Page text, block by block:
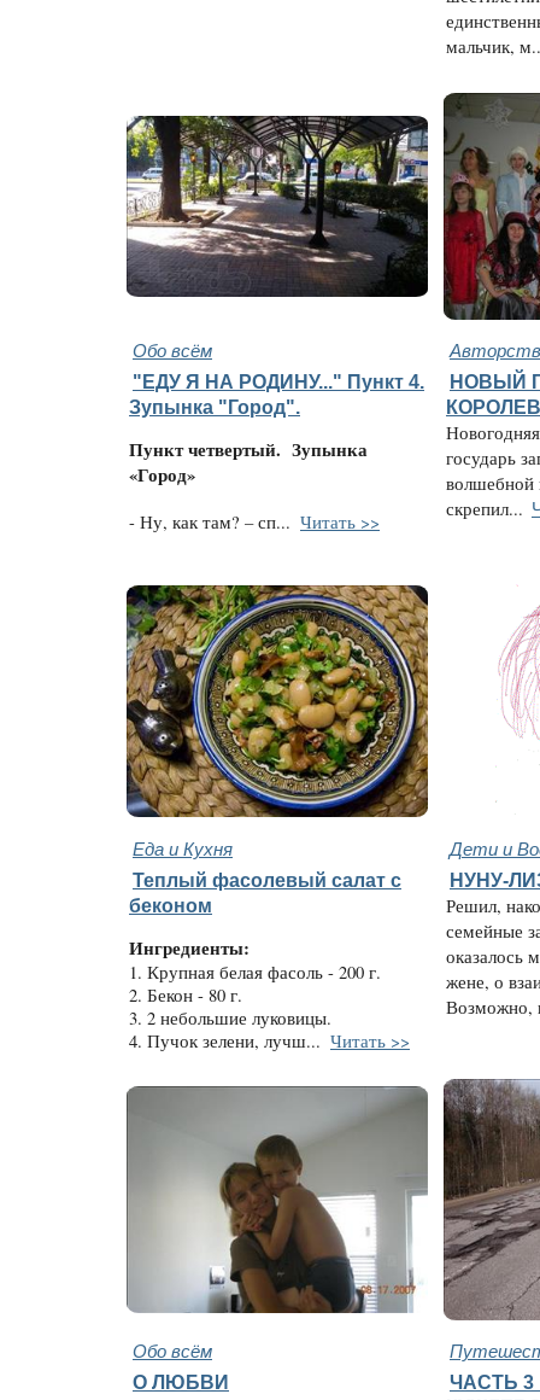
мальчик,
Обо всём
"ЕДУ Я НА РОДИНУ..." Пункт 4.
Зупынка "Город".
Пункт четвертый. Зупынка
«Город»
- Ну, как там? – сп... Читать >>
НОВЫЙ
государь
волшебной
скрепил...
Еда и Кухня Дети и
Теплый фасолевый салат с
беконом
Ингредиенты:
1. Крупная белая фасоль - 200 г.
2. Бекон - 80 г.
3. 2 небольшие луковицы.
4. Пучок зелени, лучш... Читать >>
НУНУ-
Решил,
семейные
оказалось
жене, о
Возможно,
Обо всём
О ЛЮБВИ
ЧАСТЬ